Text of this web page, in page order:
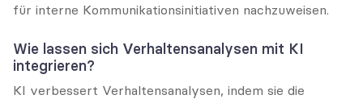
für interne Kommunikationsinitiativen nachzuweisen.
Wie lassen sich Verhaltensanalysen mit KI
integrieren?
KI verbessert Verhaltensanalysen, indem sie die